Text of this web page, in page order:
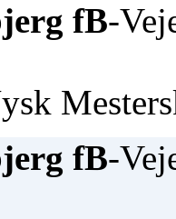
fB-
fB-